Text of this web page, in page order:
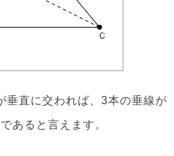
垂直に交われば、3本の垂線が
あると言えます。